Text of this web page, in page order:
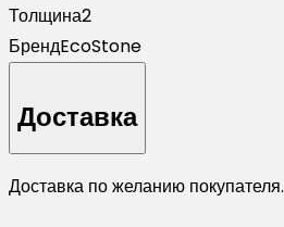
Толщина2
БрендEcoStone
Доставка
Доставка по желанию покупателя.